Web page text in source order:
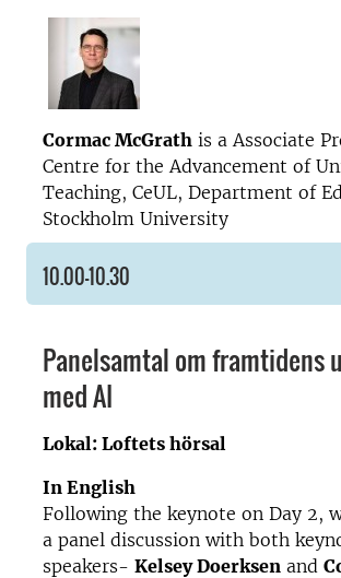
Cormac McGrath is a Associate
Centre for the Advancement of
Teaching, CeUL, Department of
Stockholm University
10.00–10.30
Panelsamtal om framtidens
med AI
Lokal: Loftets hörsal
In English
Following the keynote on Day 2,
a panel discussion with both
speakers- Kelsey Doerksen and